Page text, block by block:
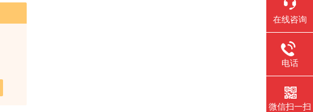
在线咨询
电话
微信扫一扫